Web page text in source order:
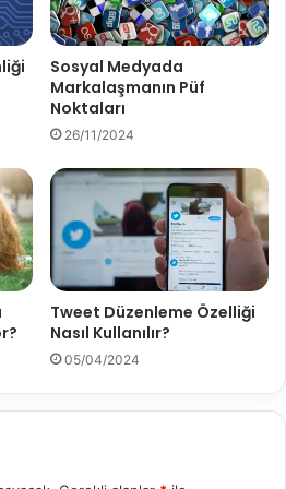
Sosyal Medyada
Markalaşmanın Püf
Noktaları
26/11/2024
Tweet Düzenleme Özelliği
Nasıl Kullanılır?
05/04/2024